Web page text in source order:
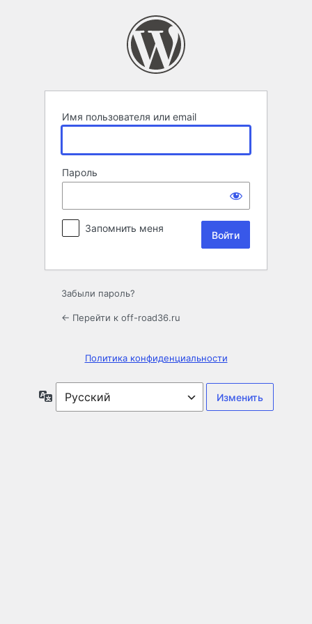
Имя пользователя или email
Пароль
Запомнить меня
Забыли пароль?
← Перейти к off-road36.ru
Политика конфиденциальности
Язык